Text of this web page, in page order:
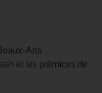
Arts
et les prémices de